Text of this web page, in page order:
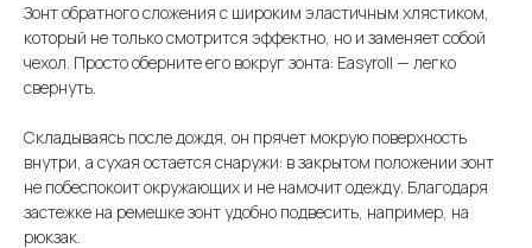
Зонт обратного сложения с широким эластичным хлястиком,
который не только смотрится эффектно, но и заменяет собой
чехол. Просто оберните его вокруг зонта: Easyroll — легко
свернуть.
Складываясь после дождя, он прячет мокрую поверхность
внутри, а сухая остается снаружи: в закрытом положении зонт
не побеспокоит окружающих и не намочит одежду. Благодаря
застежке на ремешке зонт удобно подвесить, например, на
рюкзак.